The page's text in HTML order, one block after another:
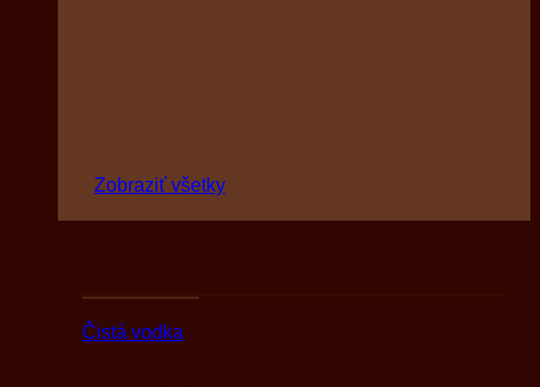
Zobraziť všetky
Čistá vodka